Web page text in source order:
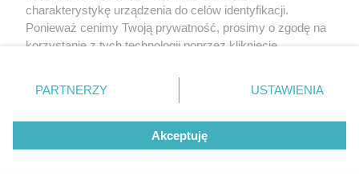
charakterystykę urządzenia do celów identyfikacji.
Ponieważ cenimy Twoją prywatność, prosimy o zgodę na
korzystanie z tych technologii poprzez kliknięcie
zmienić/wycofać klikając przycisk ustawień prywatności
znajdujący się w lewym dolnym rogu strony
rodzaje przetwarzania danych nie wymagają zgody
użytkownika, ale masz prawo sprzeciwić się takiemu
przetwarzaniu. Preferencje będą miały zastosowanie tylko
PARTNERZY USTAWIENIA
Akceptuję